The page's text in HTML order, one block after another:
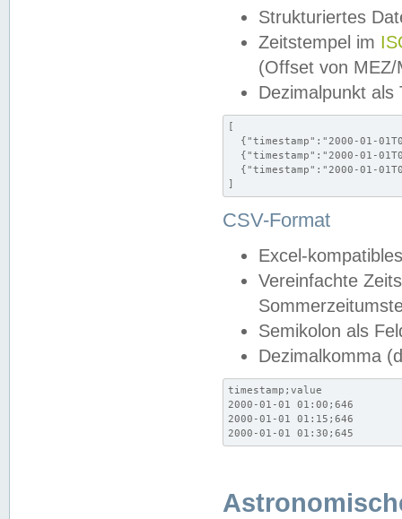
Strukturiertes
Zeitstempel im
(Offset von MEZ/
Dezimalpunkt als
[
{"timestamp":"2000-01-
{"timestamp":"2000-01-
{"timestamp":"2000-01-
]
CSV-Format
Excel-
Vereinfachte
Semikolon als
Dezimalkomma
timestamp;value
2000-01-01 01:00;646
2000-01-01 01:15;646
2000-01-01 01:30;645